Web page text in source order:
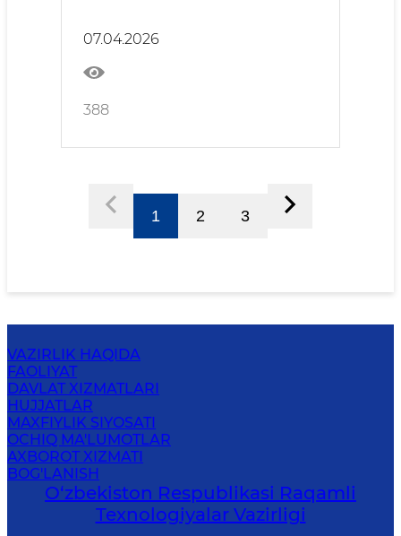
07.04.2026
388
1 2 3
VAZIRLIK HAQIDA
FAOLIYAT
DAVLAT XIZMATLARI
HUJJATLAR
MAXFIYLIK SIYOSATI
OCHIQ MA'LUMOTLAR
AXBOROT XIZMATI
BOG'LANISH
O‘zbekiston Respublikasi Raqamli
Texnologiyalar Vazirligi